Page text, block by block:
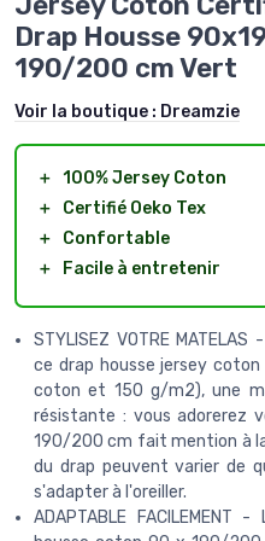
Drap Housse
190/200 cm Vert
Voir la boutique : Dreamzie
＋ 100% Jersey Coton
＋
Certifié Oeko Tex
＋
Confortable
＋
Facile à entretenir
STYLISEZ VOTRE
ce drap housse jersey
coton et 150 g/m2), une
résistante : vous adorerez
190/200 cm fait mention à
du drap peuvent varier de
s'adapter à l'oreiller.
ADAPTABLE